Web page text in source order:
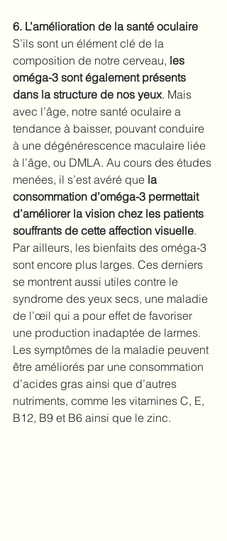
6. L’amélioration de la santé oculaire
S’ils sont un élément clé de la
composition de notre cerveau, les
oméga-3 sont également présents
dans la structure de nos yeux. Mais
avec l’âge, notre santé oculaire a
tendance à baisser, pouvant conduire
à une dégénérescence maculaire liée
à l’âge, ou DMLA. Au cours des études
menées, il s’est avéré que la
consommation d’oméga-3 permettait
d’améliorer la vision chez les patients
souffrants de cette affection visuelle.
Par ailleurs, les bienfaits des oméga-3
sont encore plus larges. Ces derniers
se montrent aussi utiles contre le
syndrome des yeux secs, une maladie
de l’œil qui a pour effet de favoriser
une production inadaptée de larmes.
Les symptômes de la maladie peuvent
être améliorés par une consommation
d’acides gras ainsi que d’autres
nutriments, comme les vitamines C, E,
B12, B9 et B6 ainsi que le zinc.